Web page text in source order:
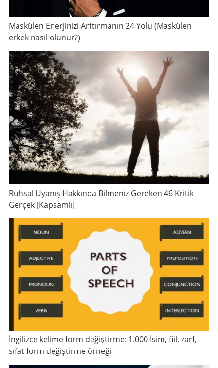
Maskülen Enerjinizi Arttırmanın 24 Yolu (Maskülen
erkek nasıl olunur?)
Ruhsal Uyanış Hakkında Bilmeniz Gereken 46 Kritik
Gerçek [Kapsamlı]
İngilizce kelime form değiştirme: 1.000 İsim, fiil, zarf,
sıfat form değiştirme örneği